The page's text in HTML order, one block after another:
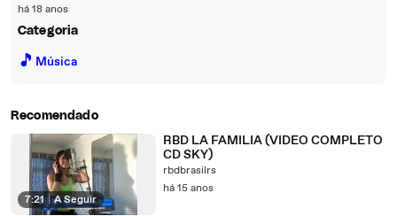
há 18 anos
Categoria
🎵 Música
Recomendado
7:21 | A Seguir
RBD LA FAMILIA (VIDEO COMPLETO
CD SKY)
rbdbrasilrs
há 15 anos